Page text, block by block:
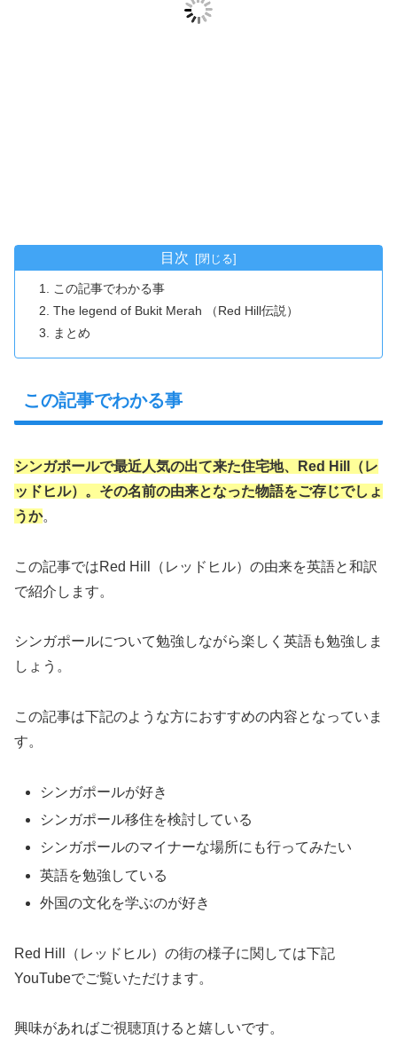
目次
この記事でわかる事
The legend of Bukit Merah （Red Hill伝説）
まとめ
この記事でわかる事
シンガポールで最近人気の出て来た住宅地、Red Hill（レ
ッドヒル）。その名前の由来となった物語をご存じでしょ
うか。
この記事ではRed Hill（レッドヒル）の由来を英語と和訳
で紹介します。
シンガポールについて勉強しながら楽しく英語も勉強しま
しょう。
この記事は下記のような方におすすめの内容となっていま
す。
シンガポールが好き
シンガポール移住を検討している
シンガポールのマイナーな場所にも行ってみたい
英語を勉強している
外国の文化を学ぶのが好き
Red Hill（レッドヒル）の街の様子に関しては下記
YouTubeでご覧いただけます。
興味があればご視聴頂けると嬉しいです。